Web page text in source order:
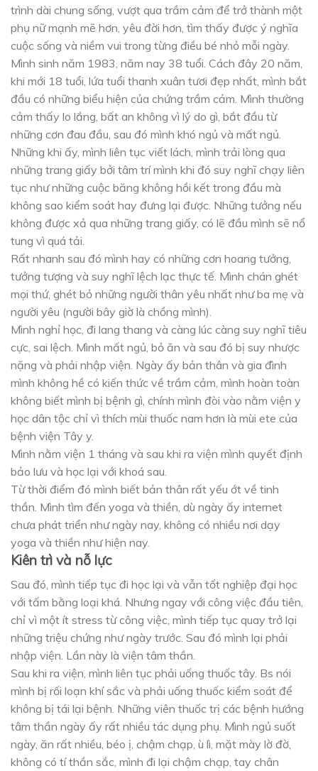
trình dài chung sống, vượt qua trầm cảm để trở thành một
phụ nữ mạnh mẽ hơn, yêu đời hơn, tìm thấy được ý nghĩa
cuộc sống và niềm vui trong từng điều bé nhỏ mỗi ngày.
Mình sinh năm 1983, năm nay 38 tuổi. Cách đây 20 năm,
khi mới 18 tuổi, lứa tuổi thanh xuân tươi đẹp nhất, mình bắt
đầu có những biểu hiện của chứng trầm cảm. Mình thường
cảm thấy lo lắng, bất an không vì lý do gì, bắt đầu từ
những cơn đau đầu, sau đó mình khó ngủ và mất ngủ.
Những khi ấy, mình liên tục viết lách, mình trải lòng qua
những trang giấy bởi tâm trí mình khi đó suy nghĩ chạy liên
tục như những cuộc băng không hồi kết trong đầu mà
không sao kiểm soát hay đưng lại được. Những tưởng nếu
không được xả qua những trang giấy, có lẽ đầu mình sẽ nổ
tung vì quá tải.
Rất nhanh sau đó mình hay có những cơn hoang tưởng,
tưởng tượng và suy nghĩ lệch lạc thực tế. Mình chán ghét
mọi thứ, ghét bỏ những người thân yêu nhất như ba mẹ và
người yêu (người bây giờ là chồng mình).
Mình nghỉ học, đi lang thang và càng lúc càng suy nghĩ tiêu
cực, sai lệch. Mình mất ngủ, bỏ ăn và sau đó bị suy nhược
nặng và phải nhập viện. Ngày ấy bản thân và gia đình
mình không hề có kiến thức về trầm cảm, mình hoàn toàn
không biết mình bị bệnh gì, chính mình đòi vào nằm viện y
học dân tộc chỉ vì thích mùi thuốc nam hơn là mùi ete của
bệnh viện Tây y.
Mình nằm viện 1 tháng và sau khi ra viện mình quyết định
bảo lưu và học lại với khoá sau.
Từ thời điểm đó mình biết bản thân rất yếu ớt về tinh
thần. Mình tìm đến yoga và thiền, dù ngày ấy internet
chưa phát triển như ngày nay, không có nhiều nơi dạy
yoga và thiền như hiện nay.
Kiên trì và nỗ lực
Sau đó, mình tiếp tục đi học lại và vẫn tốt nghiệp đại học
với tấm bằng loại khá. Nhưng ngay với công việc đầu tiên,
chỉ vì một ít stress từ công việc, mình tiếp tục quay trở lại
những triệu chứng như ngày trước. Sau đó mình lại phải
nhập viện. Lần này là viện tâm thần.
Sau khi ra viện, mình liên tục phải uống thuốc tây. Bs nói
mình bị rối loạn khí sắc và phải uống thuốc kiểm soát để
không bị tái lại bệnh. Những viên thuốc trị các bệnh hướng
tâm thần ngày ấy rất nhiều tác dụng phụ. Mình ngủ suốt
ngày, ăn rất nhiều, béo ị, chậm chạp, ù lì, mặt mày lờ đờ,
không có tí thần sắc, mình đi lại chậm chạp, tay chân